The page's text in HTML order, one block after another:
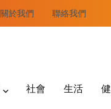
關於我們 聯絡我們
社會 生活